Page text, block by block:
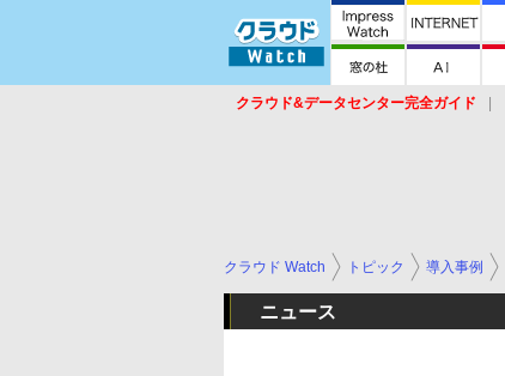
クラウド&データセンター完全ガイド
クラウド Watch トピック 導入事例
ニュース